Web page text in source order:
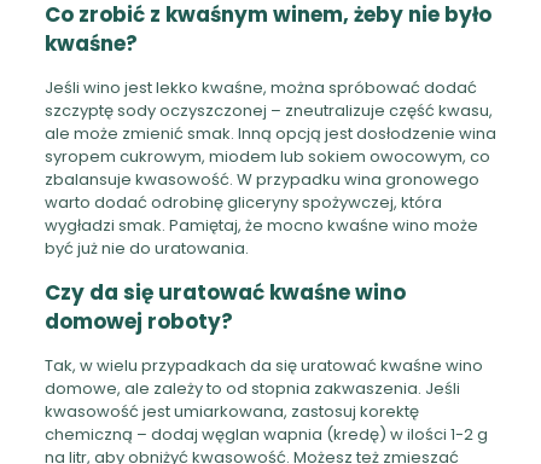
Co zrobić z kwaśnym winem, żeby nie było
kwaśne?
Jeśli wino jest lekko kwaśne, można spróbować dodać
szczyptę sody oczyszczonej – zneutralizuje część kwasu,
ale może zmienić smak. Inną opcją jest dosłodzenie wina
syropem cukrowym, miodem lub sokiem owocowym, co
zbalansuje kwasowość. W przypadku wina gronowego
warto dodać odrobinę gliceryny spożywczej, która
wygładzi smak. Pamiętaj, że mocno kwaśne wino może
być już nie do uratowania.
Czy da się uratować kwaśne wino
domowej roboty?
Tak, w wielu przypadkach da się uratować kwaśne wino
domowe, ale zależy to od stopnia zakwaszenia. Jeśli
kwasowość jest umiarkowana, zastosuj korektę
chemiczną – dodaj węglan wapnia (kredę) w ilości 1-2 g
na litr, aby obniżyć kwasowość. Możesz też zmieszać